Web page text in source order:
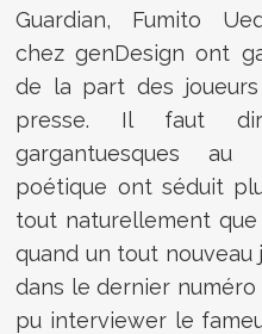
Guardian, Fumito
chezgenDesign ont
de la part des
presse. Il faut
gargantuesques
poétique ont séduit
tout naturellement
quand un tout nouveau
dans le dernier
pu interviewer le